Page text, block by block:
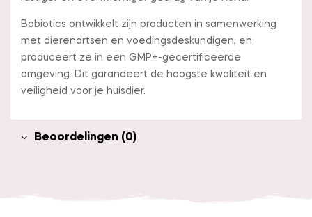
Bobiotics ontwikkelt zijn producten in samenwerking
met dierenartsen en voedingsdeskundigen, en
produceert ze in een GMP+-gecertificeerde
omgeving. Dit garandeert de hoogste kwaliteit en
veiligheid voor je huisdier.
Beoordelingen (0)